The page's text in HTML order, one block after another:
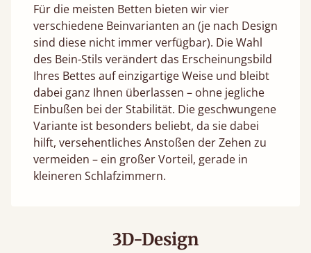
Für die meisten Betten bieten wir vier
verschiedene Beinvarianten an (je nach Design
sind diese nicht immer verfügbar). Die Wahl
des Bein-Stils verändert das Erscheinungsbild
Ihres Bettes auf einzigartige Weise und bleibt
dabei ganz Ihnen überlassen – ohne jegliche
Einbußen bei der Stabilität. Die geschwungene
Variante ist besonders beliebt, da sie dabei
hilft, versehentliches Anstoßen der Zehen zu
vermeiden – ein großer Vorteil, gerade in
kleineren Schlafzimmern.
3D-Design